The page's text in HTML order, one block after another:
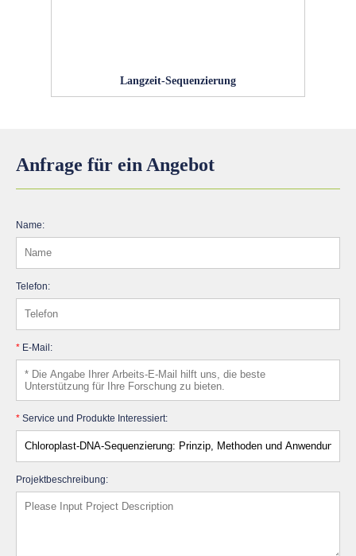
Langzeit-Sequenzierung
Anfrage für ein Angebot
Name:
Telefon:
* E-Mail:
* Service und Produkte Interessiert:
Projektbeschreibung: